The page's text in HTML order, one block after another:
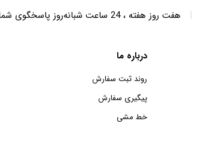
| هفت روز هفته ، 24 ساعت شبانه‌روز پاسخگوی شما هستیم.
درباره ما
روند ثبت سفارش
پیگیری سفارش
خط مشی